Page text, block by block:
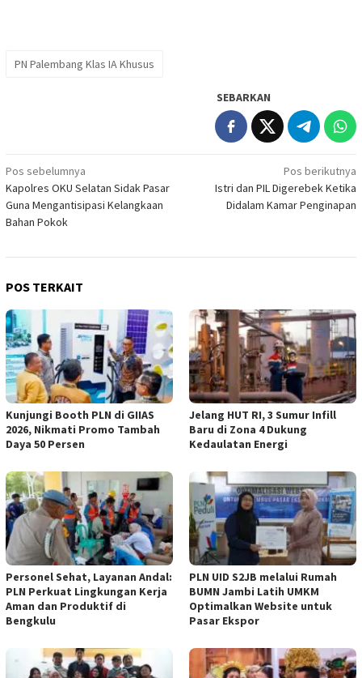
PN Palembang Klas IA Khusus
SEBARKAN
Navigasi
pos
Pos sebelumnya
Kapolres OKU Selatan Sidak Pasar
Guna Mengantisipasi Kelangkaan
Bahan Pokok
Pos berikutnya
Istri dan PIL Digerebek Ketika
Didalam Kamar Penginapan
POS TERKAIT
Kunjungi Booth PLN di GIIAS
2026, Nikmati Promo Tambah
Daya 50 Persen
Jelang HUT RI, 3 Sumur Infill
Baru di Zona 4 Dukung
Kedaulatan Energi
Personel Sehat, Layanan Andal:
PLN Perkuat Lingkungan Kerja
Aman dan Produktif di
Bengkulu
PLN UID S2JB melalui Rumah
BUMN Jambi Latih UMKM
Optimalkan Website untuk
Pasar Ekspor